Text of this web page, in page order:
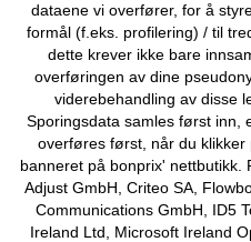
Lang topp i 100% økologisk
bomull (2-pack)
329 kr
dataene vi overfører, for å
formål (f.eks. profilering) / til
dette krever ikke bare
overføringen av dine
viderebehandling av disse
Sporingsdata samles først inn,
overføres først, når du klikker
banneret på bonprix' nettbutikk.
Adjust GmbH, Criteo SA,
Communications GmbH, ID5
Ireland Ltd, Microsoft Ireland